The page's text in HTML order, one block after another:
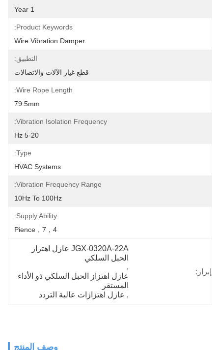
Product Keywords:
Wire Vibration Damper
التطبيق:
قطع غيار الآلات والاتصالات
Wire Rope Length:
79.5mm
Vibration Isolation Frequency:
5-20 Hz
Type:
HVAC Systems
Vibration Frequency Range:
10Hz To 100Hz
Supply Ability:
4，pience，7
إبراز:
JGX-0320A-22A عازل اهتزاز
الحبل السلكي
,
عازل اهتزاز الحبل السلكي ذو الأداء
المستقر
, عازل اهتزازات عالية التردد
وصف المنتج